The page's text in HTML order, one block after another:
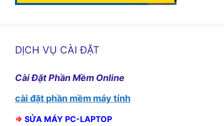
DỊCH VỤ CÀI ĐẶT
Cài Đặt Phần Mềm Online
cài đặt phần mềm máy tính
⇒ SỬA MÁY PC-LAPTOP